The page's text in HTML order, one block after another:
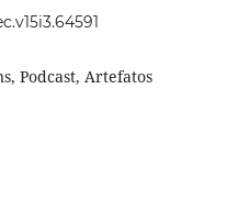
Podcast, Artefatos